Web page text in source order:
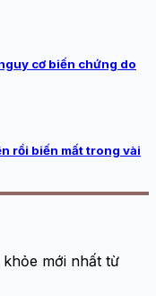
cơ biến chứng do
rồi biến mất trong vài
mới nhất từ